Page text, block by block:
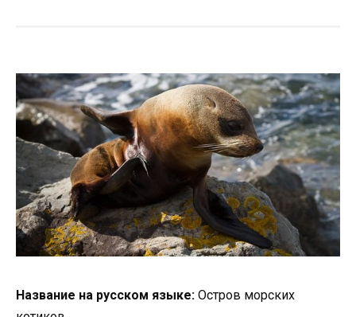
Название на русском языке: Остров морских